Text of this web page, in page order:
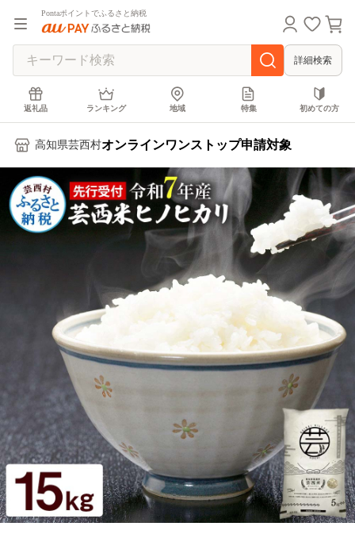
Pontaポイントでふるさと納税
詳細検索
返礼品 ランキング 地域 特集 初めての方
高知県芸西村オンラインワンストップ申請対象